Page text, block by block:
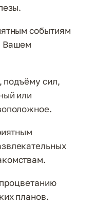
событиям
Вашем
подъёму сил,
или
планов.